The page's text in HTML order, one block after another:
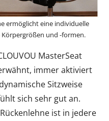
ermöglicht eine individuelle
und -formen.
MasterSeat
immer aktiviert
Sitzweise
sich sehr gut an.
ist in jedere